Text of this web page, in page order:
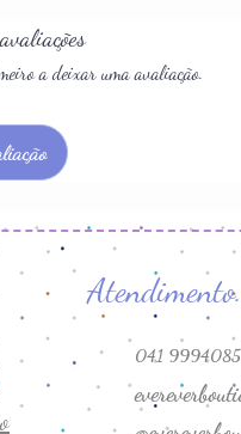
a deixar uma avaliação.
041